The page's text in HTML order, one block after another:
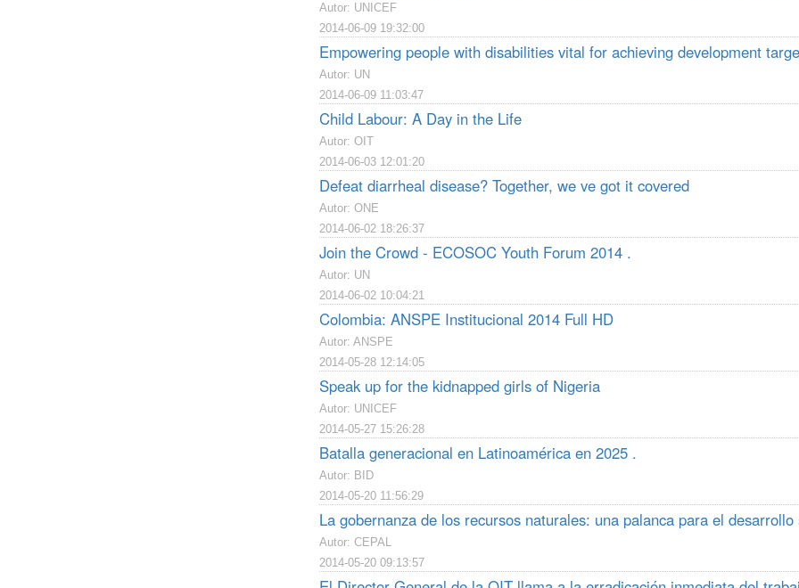
Autor: UNICEF
2014-06-09 19:32:00
Empowering people with disabilities vital for achieving development
Autor: UN
2014-06-09 11:03:47
Child Labour: A Day in the Life
Autor: OIT
2014-06-03 12:01:20
Defeat diarrheal disease? Together, we ve got it covered
Autor: ONE
2014-06-02 18:26:37
Join the Crowd - ECOSOC Youth Forum 2014 .
Autor: UN
2014-06-02 10:04:21
Colombia: ANSPE Institucional 2014 Full HD
Autor: ANSPE
2014-05-28 12:14:05
Speak up for the kidnapped girls of Nigeria
Autor: UNICEF
2014-05-27 15:26:28
Batalla generacional en Latinoamérica en 2025 .
Autor: BID
2014-05-20 11:56:29
La gobernanza de los recursos naturales: una palanca para el desarrollo
Autor: CEPAL
2014-05-20 09:13:57